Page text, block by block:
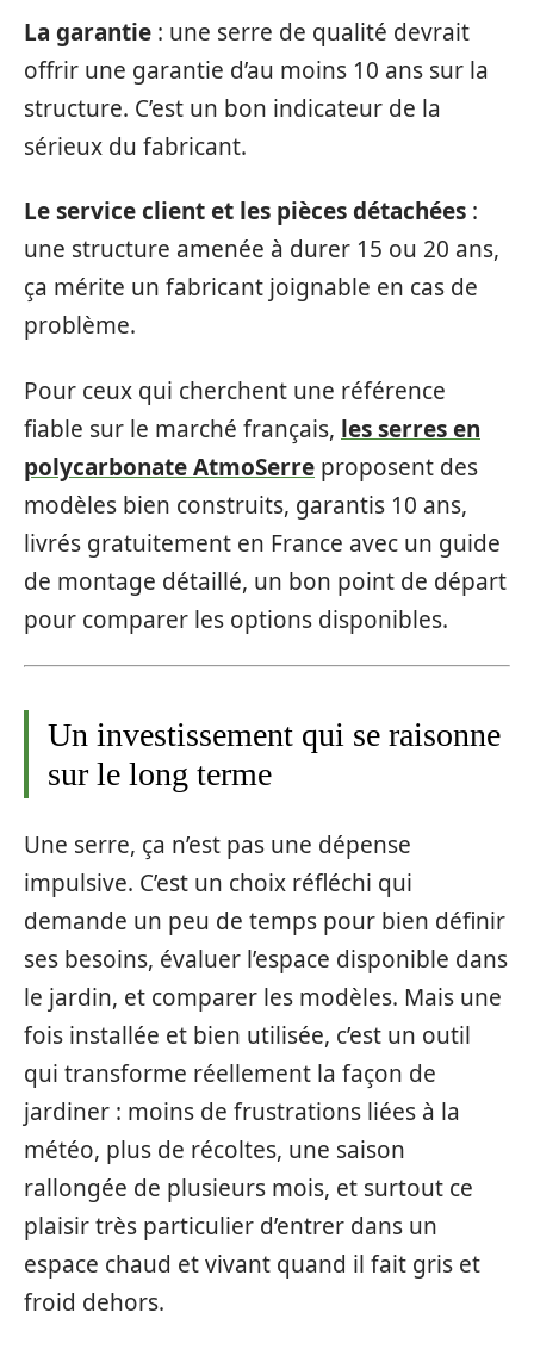
La garantie : une serre de qualité devrait
offrir une garantie d’au moins 10 ans sur la
structure. C’est un bon indicateur de la
sérieux du fabricant.
Le service client et les pièces détachées :
une structure amenée à durer 15 ou 20 ans,
ça mérite un fabricant joignable en cas de
problème.
Pour ceux qui cherchent une référence
fiable sur le marché français, les serres en
polycarbonate AtmoSerre proposent des
modèles bien construits, garantis 10 ans,
livrés gratuitement en France avec un guide
de montage détaillé, un bon point de départ
pour comparer les options disponibles.
Un investissement qui se raisonne
sur le long terme
Une serre, ça n’est pas une dépense
impulsive. C’est un choix réfléchi qui
demande un peu de temps pour bien définir
ses besoins, évaluer l’espace disponible dans
le jardin, et comparer les modèles. Mais une
fois installée et bien utilisée, c’est un outil
qui transforme réellement la façon de
jardiner : moins de frustrations liées à la
météo, plus de récoltes, une saison
rallongée de plusieurs mois, et surtout ce
plaisir très particulier d’entrer dans un
espace chaud et vivant quand il fait gris et
froid dehors.